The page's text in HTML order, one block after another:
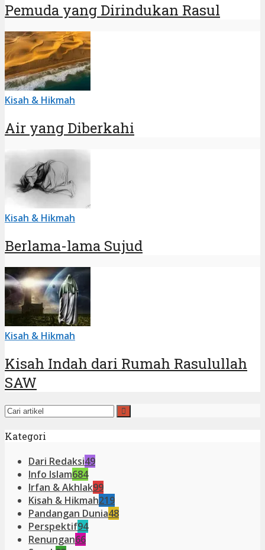
Pemuda yang Dirindukan Rasul
Kisah & Hikmah
Air yang Diberkahi
Kisah & Hikmah
Berlama-lama Sujud
Kisah & Hikmah
Kisah Indah dari Rumah Rasulullah
SAW
Kategori
Dari Redaksi49
Info Islam684
Irfan & Akhlak99
Kisah & Hikmah219
Pandangan Dunia48
Perspektif94
Renungan66